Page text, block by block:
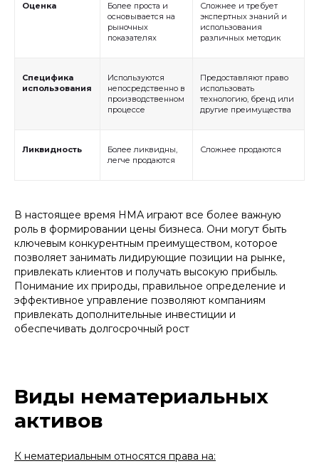
Оценка
Более проста и
основывается на
рыночных
показателях
Сложнее и требует
экспертных знаний и
использования
различных методик
Специфика
использования
Используются
непосредственно в
производственном
процессе
Предоставляют право
использовать
технологию, бренд или
другие преимущества
Ликвидность
Более ликвидны,
легче продаются
Сложнее продаются
В настоящее время НМА играют все более важную
роль в формировании цены бизнеса. Они могут быть
ключевым конкурентным преимуществом, которое
позволяет занимать лидирующие позиции на рынке,
привлекать клиентов и получать высокую прибыль.
Понимание их природы, правильное определение и
эффективное управление позволяют компаниям
привлекать дополнительные инвестиции и
обеспечивать долгосрочный рост
Виды нематериальных
активов
К нематериальным относятся права на:
Отправить
Руководитель практики защиты
интеллектуальной собственности
Нажимая кнопку «Отправить», вы даете